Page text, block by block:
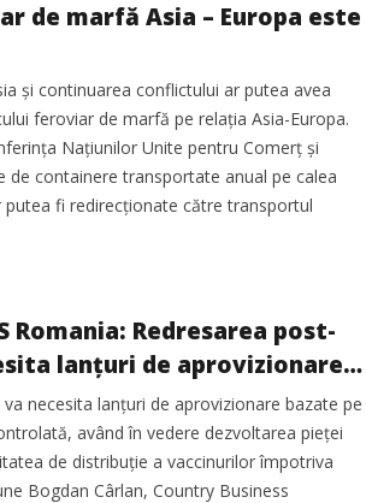
de marfă Asia – Europa este
și continuarea conflictului ar putea avea
feroviar de marfă pe relația Asia-Europa.
Națiunilor Unite pentru Comerț și
de containere transportate anual pe calea
fi redirecționate către transportul
Romania: Redresarea post-
lanțuri de aprovizionare
și temperatură controlată
necesita lanțuri de aprovizionare bazate pe
având în vedere dezvoltarea pieței
de distribuție a vaccinurilor împotriva
Bogdan Cârlan, Country Business